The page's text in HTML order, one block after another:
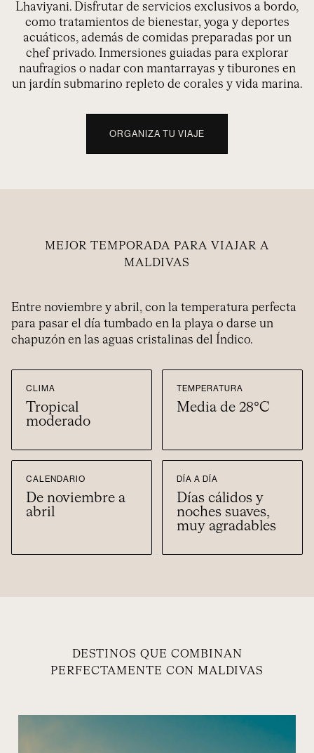
Lhaviyani. Disfrutar de servicios exclusivos a bordo,
como tratamientos de bienestar, yoga y deportes
acuáticos, además de comidas preparadas por un
chef privado. Inmersiones guiadas para explorar
naufragios o nadar con mantarrayas y tiburones en
un jardín submarino repleto de corales y vida marina.
ORGANIZA TU VIAJE
MEJOR TEMPORADA PARA VIAJAR A
MALDIVAS
Entre noviembre y abril, con la temperatura perfecta
para pasar el día tumbado en la playa o darse un
chapuzón en las aguas cristalinas del Índico.
CLIMA
Tropical
moderado
TEMPERATURA
Media de 28°C
CALENDARIO
De noviembre a
abril
DÍA A DÍA
Días cálidos y
noches suaves,
muy agradables
DESTINOS QUE COMBINAN
PERFECTAMENTE CON MALDIVAS